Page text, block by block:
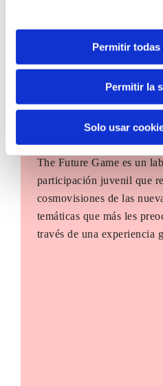
Permitir todas
Permitir la
Solo usar
The Future Game
The Future Game es un
participación juvenil que
cosmovisiones de las
temáticas que más les
través de una experiencia